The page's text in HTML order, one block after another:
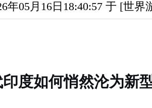
年05月16日18:40:57 于 [世
度如何悄然沦为新